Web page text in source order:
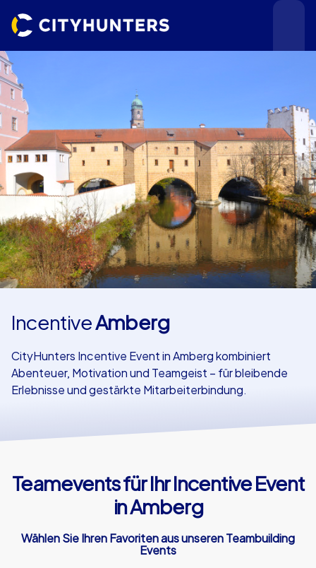
Teamevents
Städte
Anlässe
IncentiveAmberg
CityHunters Incentive Event in Amberg kombiniert
Abenteuer, Motivation und Teamgeist – für bleibende
Erlebnisse und gestärkte Mitarbeiterbindung.
Teamevents für Ihr Incentive Event
in Amberg
Wählen Sie Ihren Favoriten aus unseren Teambuilding
Events